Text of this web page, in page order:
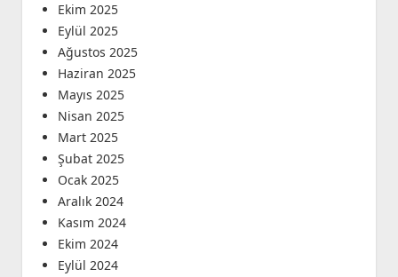
Ekim 2025
Eylül 2025
Ağustos 2025
Haziran 2025
Mayıs 2025
Nisan 2025
Mart 2025
Şubat 2025
Ocak 2025
Aralık 2024
Kasım 2024
Ekim 2024
Eylül 2024